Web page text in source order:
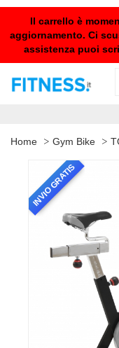
Il carrello è
aggiornamento. Ci
assistenza puoi
Home Gym Bike
INVIO GRATIS